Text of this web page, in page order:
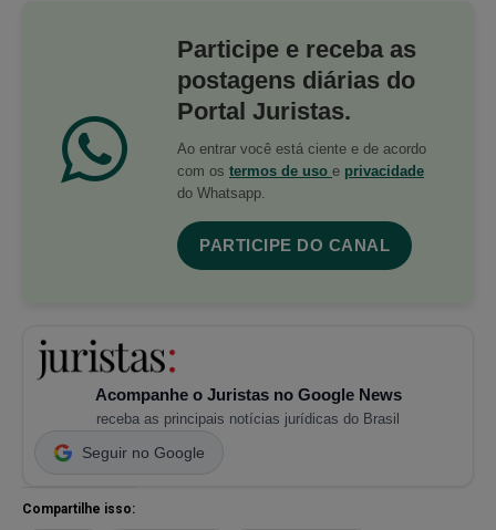
Participe e receba as
postagens diárias do
Portal Juristas.
Ao entrar você está ciente e de acordo
com os termos de uso e privacidade
do Whatsapp.
PARTICIPE DO CANAL
Acompanhe o Juristas no Google News
receba as principais notícias jurídicas do Brasil
Seguir no Google
Compartilhe isso: